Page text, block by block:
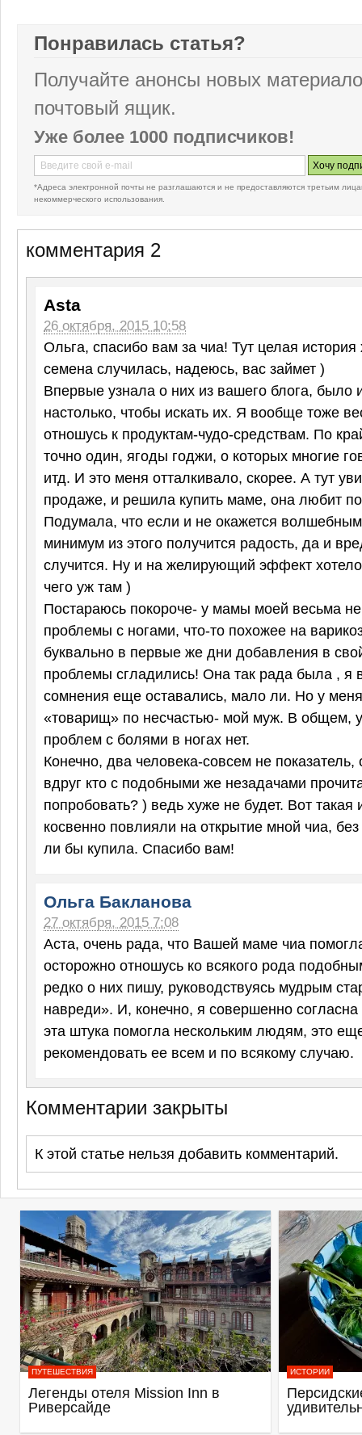
Понравилась статья?
Получайте анонсы новых
почтовый ящик.
Уже более 1000 подписчиков!
*Адреса электронной почты не разглашаются и не предоставляются третьим
некоммерческого использования.
комментария 2
Asta
26 октября, 2015 10:58
Ольга, спасибо вам за чиа! Тут целая
семена случилась, надеюсь, вас займет )
Впервые узнала о них из вашего блога, было
настолько, чтобы искать их. Я вообще тоже
отношусь к продуктам-чудо-средствам. По
точно один, ягоды годжи, о которых многие
итд. И это меня отталкивало, скорее. А тут
продаже, и решила купить маме, она любит
Подумала, что если и не окажется волшебным
минимум из этого получится радость, да и
случится. Ну и на желирующий эффект
чего уж там )
Постараюсь покороче- у мамы моей весьма
проблемы с ногами, что-то похожее на
буквально в первые же дни добавления в
проблемы сгладились! Она так рада была , я
сомнения еще оставались, мало ли. Но у
«товарищ» по несчастью- мой муж. В общем, у
проблем с болями в ногах нет.
Конечно, два человека-совсем не показатель,
вдруг кто с подобными же незадачами
попробовать? ) ведь хуже не будет. Вот такая
косвенно повлияли на открытие мной чиа, без
ли бы купила. Спасибо вам!
Ольга Бакланова
27 октября, 2015 7:08
Аста, очень рада, что Вашей маме чиа
осторожно отношусь ко всякого рода
редко о них пишу, руководствуясь мудрым
навреди». И, конечно, я совершенно
эта штука помогла нескольким людям, это
рекомендовать ее всем и по всякому случаю.
Комментарии закрыты
К этой статье нельзя добавить комментарий.
ПУТЕШЕСТВИЯ
Легенды отеля Mission Inn в
Риверсайде
ИСТОРИИ